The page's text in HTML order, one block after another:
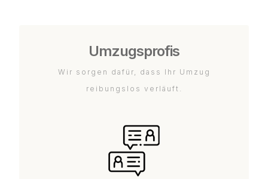
Umzugsprofis
Wir sorgen dafür, dass Ihr Umzug
reibungslos verläuft.